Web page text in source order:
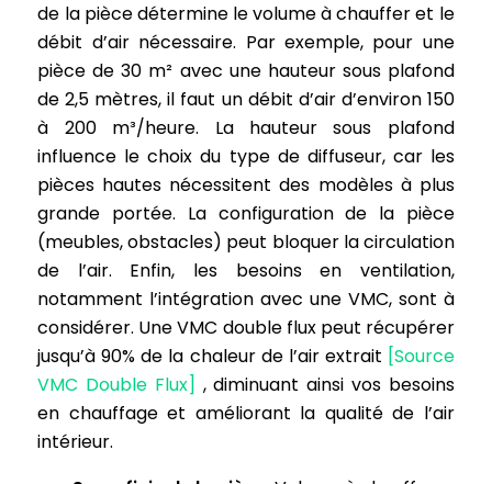
de la pièce détermine le volume à chauffer et le
débit d’air nécessaire. Par exemple, pour une
pièce de 30 m² avec une hauteur sous plafond
de 2,5 mètres, il faut un débit d’air d’environ 150
à 200 m³/heure. La hauteur sous plafond
influence le choix du type de diffuseur, car les
pièces hautes nécessitent des modèles à plus
grande portée. La configuration de la pièce
(meubles, obstacles) peut bloquer la circulation
de l’air. Enfin, les besoins en ventilation,
notamment l’intégration avec une VMC, sont à
considérer. Une VMC double flux peut récupérer
jusqu’à 90% de la chaleur de l’air extrait [Source
VMC Double Flux] , diminuant ainsi vos besoins
en chauffage et améliorant la qualité de l’air
intérieur.